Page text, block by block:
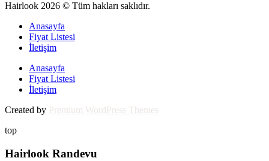
Hairlook 2026 © Tüm hakları saklıdır.
Anasayfa
Fiyat Listesi
İletişim
Anasayfa
Fiyat Listesi
İletişim
Created by Premium WordPress Themes
top
Hairlook Randevu